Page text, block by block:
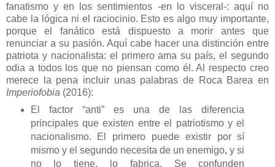
fanatismo y en los sentimientos -en lo visceral-: aquí no
cabe la lógica ni el raciocinio. Esto es algo muy importante,
porque el fanático está dispuesto a morir antes que
renunciar a su pasión. Aquí cabe hacer una distinción entre
patriota y nacionalista: el primero ama su país, el segundo
odia a todos los que no piensan como él. Al respecto creo
merece la pena incluir unas palabras de Roca Barea en
Imperiofobia (2016):
El factor “anti” es una de las diferencia
principales que existen entre el patriotismo y el
nacionalismo. El primero puede existir por sí
mismo y el segundo necesita de un enemigo, y si
no lo tiene, lo fabrica. Se confunden